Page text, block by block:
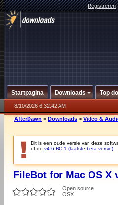
Registreren
Startpagina Downloads Top
8/10/2026 6:32:42 AM
AfterDawn > Downloads > Video &
Dit is een oude versie van deze
of de v4.6 RC 1 (laatste beta versie)
FileBot for Mac OS X
Open source
OSX